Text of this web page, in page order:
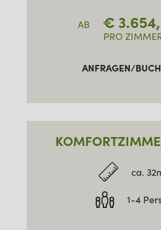
AB €
PRO
ANFRAGEN/
ca.
1-4